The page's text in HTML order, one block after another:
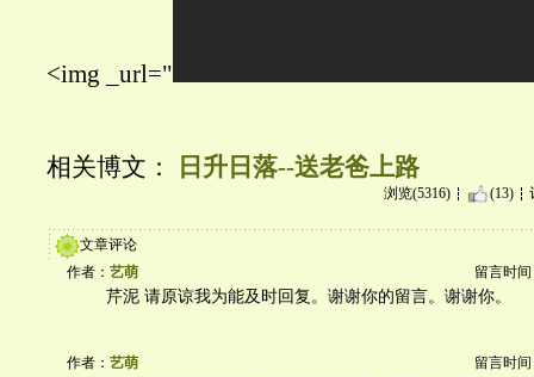
<img _url="
相关博文： 日升日落--送老爸上路
浏览(5316) (13)
文章评论
作者： 艺萌 留言时间
芹泥 请原谅我为能及时回复。谢谢你的留言。谢谢你。
作者： 艺萌 留言时间